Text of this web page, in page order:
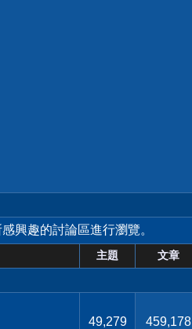
興趣的討論區進行瀏覽。
主題 文章
49,279 459,178